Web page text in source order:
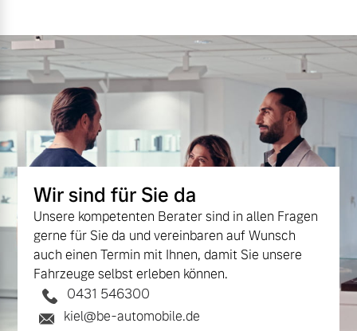
Wir sind für Sie da
Unsere kompetenten Berater sind in allen Fragen
gerne für Sie da und vereinbaren auf Wunsch
auch einen Termin mit Ihnen, damit Sie unsere
Fahrzeuge selbst erleben können.
0431 546300
kiel@be-automobile.de